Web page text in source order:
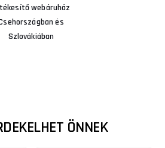
webáruház
és
Szlovákiában
ÖNNEK